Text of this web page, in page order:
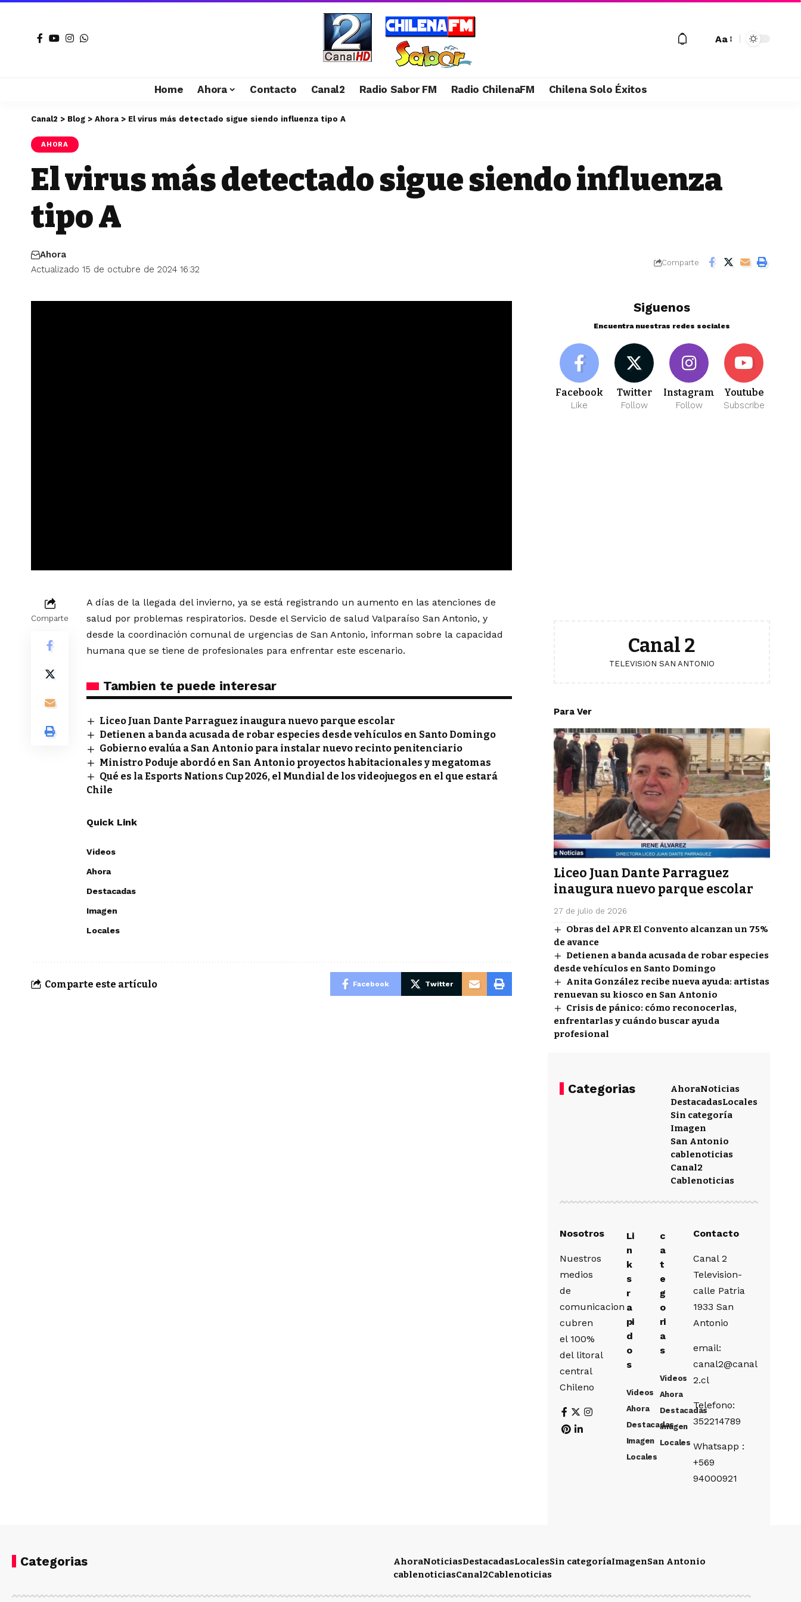
Aa
Home Ahora Contacto Canal2 Radio Sabor FM Radio ChilenaFM Chilena Solo Éxitos
Canal2 > Blog > Ahora > El virus más detectado sigue siendo influenza tipo A
AHORA
El virus más detectado sigue siendo influenza
tipo A
Actualizado 15 de octubre de 2024 16:32
Ahora
Comparte
Comparte
A días de la llegada del invierno, ya se está registrando un aumento en las atenciones de
salud por problemas respiratorios. Desde el Servicio de salud Valparaíso San Antonio, y
desde la coordinación comunal de urgencias de San Antonio, informan sobre la capacidad
humana que se tiene de profesionales para enfrentar este escenario.
Tambien te puede interesar
Liceo Juan Dante Parraguez inaugura nuevo parque escolar
Detienen a banda acusada de robar especies desde vehículos en Santo Domingo
Gobierno evalúa a San Antonio para instalar nuevo recinto penitenciario
Ministro Poduje abordó en San Antonio proyectos habitacionales y megatomas
Qué es la Esports Nations Cup 2026, el Mundial de los videojuegos en el que estará
Chile
Quick Link
Videos
Ahora
Destacadas
Imagen
Locales
Comparte este artículo Facebook Twitter
Siguenos
Encuentra nuestras redes sociales
Facebook
Like
Twitter
Follow
Instagram
Follow
Youtube
Subscribe
Canal 2
TELEVISION SAN ANTONIO
Para Ver
Liceo Juan Dante Parraguez
inaugura nuevo parque escolar
27 de julio de 2026
Obras del APR El Convento alcanzan un 75%
de avance
Detienen a banda acusada de robar especies
desde vehículos en Santo Domingo
Anita González recibe nueva ayuda: artistas
renuevan su kiosco en San Antonio
Crisis de pánico: cómo reconocerlas,
enfrentarlas y cuándo buscar ayuda
profesional
Categorias AhoraNoticias
DestacadasLocales
Sin categoría
Imagen
San Antonio
cablenoticias
Canal2
Cablenoticias
Nosotros
Nuestros
medios
de
comunicacion
cubren
el 100%
del litoral
central
Chileno
Li
n
k
s
r
a
pi
d
o
s
Videos
Ahora
Destacadas
Imagen
Locales
c
a
t
e
g
o
ri
a
s
Videos
Ahora
Destacadas
Imagen
Locales
Contacto
Canal 2
Television-
calle Patria
1933 San
Antonio
email:
canal2@canal
2.cl
Telefono:
352214789
Whatsapp :
+569
94000921
Categorias AhoraNoticiasDestacadasLocalesSin categoríaImagenSan Antonio
cablenoticiasCanal2Cablenoticias